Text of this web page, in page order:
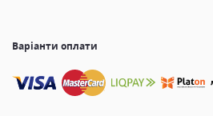
Варіанти оплати